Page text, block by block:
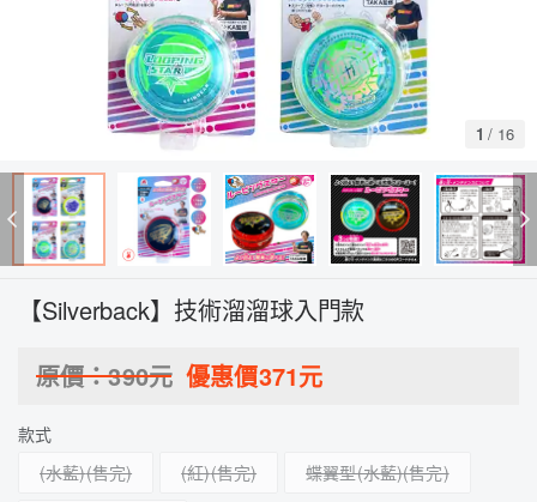
1 / 16
【Silverback】技術溜溜球入門款
原價：390元 優惠價371元
款式
(水藍)
(紅)
蝶翼型(水藍)